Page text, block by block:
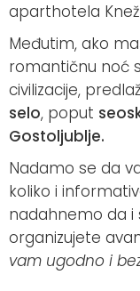
aparthotela
Međutim, ako
romantičnu noć
civilizacije,
selo, poput
Gostoljublje.
Nadamo se da
koliko i
nadahnemo da i
organizujete
vam ugodno i